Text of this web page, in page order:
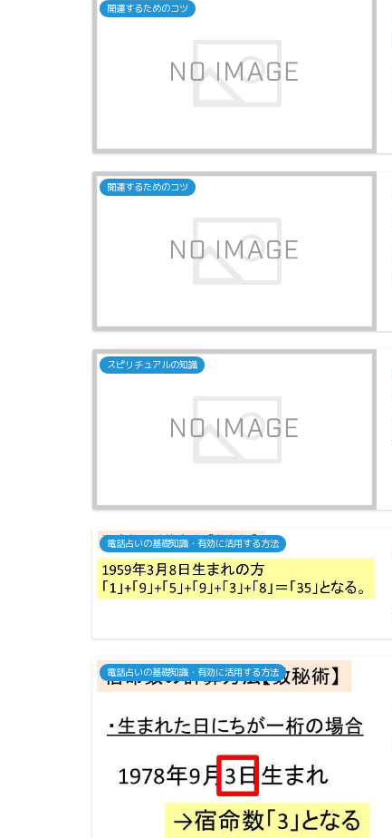
開運するためのコツ
開運するためのコツ
スピリチュアルの知識
電話占いの基礎知識・有効に活用する方法
電話占いの基礎知識・有効に活用する方法